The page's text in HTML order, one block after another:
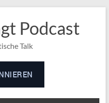
Podcast
Talk